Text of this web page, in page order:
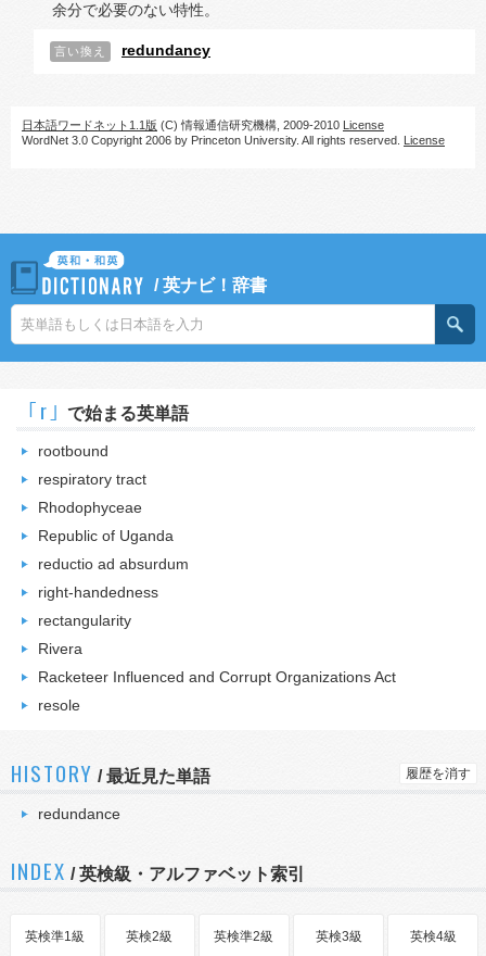
余分で必要のない特性。
言い換え redundancy
日本語ワードネット1.1版 (C) 情報通信研究機構, 2009-2010 License
WordNet 3.0 Copyright 2006 by Princeton University. All rights reserved. License
/英ナビ！辞書
｢r｣ で始まる英単語
rootbound
respiratory tract
Rhodophyceae
Republic of Uganda
reductio ad absurdum
right-handedness
rectangularity
Rivera
Racketeer Influenced and Corrupt Organizations Act
resole
HISTORY /最近見た単語 履歴を消す
redundance
INDEX / 英検級・アルファベット索引
英検準1級 英検2級 英検準2級 英検3級 英検4級